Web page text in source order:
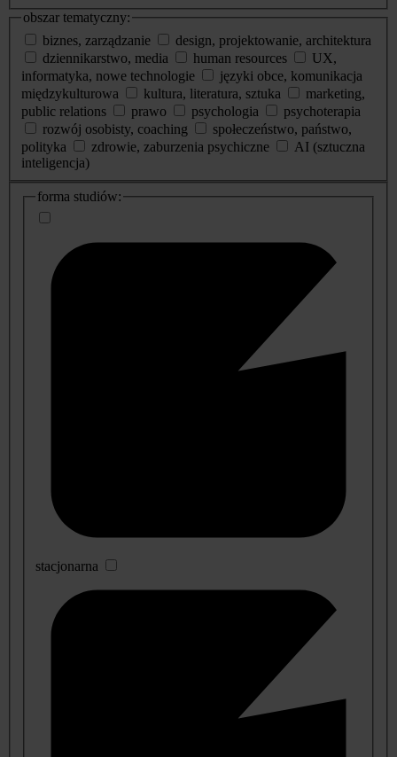
obszar tematyczny:
biznes, zarządzanie
design, projektowanie, architektura
dziennikarstwo, media
human resources
UX,
informatyka, nowe technologie
języki obce, komunikacja
międzykulturowa
kultura, literatura, sztuka
marketing,
public relations
prawo psychologia
psychoterapia
rozwój osobisty, coaching
społeczeństwo, państwo,
polityka
zdrowie, zaburzenia psychiczne
AI (sztuczna
inteligencja)
dodatkowe
informacje
forma studiów:
stacjonarna